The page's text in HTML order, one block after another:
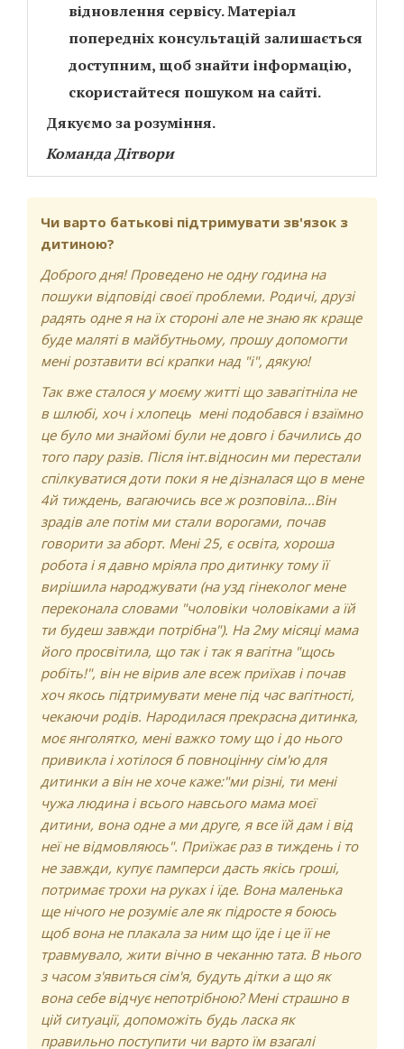
відновлення сервісу. Матеріал
попередніх консультацій залишається
доступним, щоб знайти інформацію,
скористайтеся пошуком на сайті.
Дякуємо за розуміння.
Команда Дітвори
Чи варто батькові підтримувати зв'язок з
дитиною?
Доброго дня! Проведено не одну година на
пошуки відповіді своєї проблеми. Родичі, друзі
радять одне я на їх стороні але не знаю як краще
буде маляті в майбутньому, прошу допомогти
мені розтавити всі крапки над "і", дякую!
Так вже сталося у моєму житті що завагітніла не
в шлюбі, хоч і хлопець мені подобався і взаїмно
це було ми знайомі були не довго і бачились до
того пару разів. Після інт.відносин ми перестали
спілкуватися доти поки я не дізналася що в мене
4й тиждень, вагаючись все ж розповіла...Він
зрадів але потім ми стали ворогами, почав
говорити за аборт. Мені 25, є освіта, хороша
робота і я давно мріяла про дитинку тому її
вирішила народжувати (на узд гінеколог мене
переконала словами "чоловіки чоловіками а їй
ти будеш завжди потрібна"). На 2му місяці мама
його просвітила, що так і так я вагітна "щось
робіть!", він не вірив але всеж приїхав і почав
хоч якось підтримувати мене під час вагітності,
чекаючи родів. Народилася прекрасна дитинка,
моє янголятко, мені важко тому що і до нього
привикла і хотілося б повноцінну сім'ю для
дитинки а він не хоче каже:"ми різні, ти мені
чужа людина і всього навсього мама моєї
дитини, вона одне а ми друге, я все їй дам і від
неї не відмовляюсь". Приїжає раз в тиждень і то
не завжди, купує памперси дасть якісь гроші,
потримає трохи на руках і їде. Вона маленька
ще нічого не розуміє але як підросте я боюсь
щоб вона не плакала за ним що їде і це її не
травмувало, жити вічно в чеканню тата. В нього
з часом з'явиться сім'я, будуть дітки а що як
вона себе відчує непотрібною? Мені страшно в
цій ситуації, допоможіть будь ласка як
правильно поступити чи варто їм взагалі